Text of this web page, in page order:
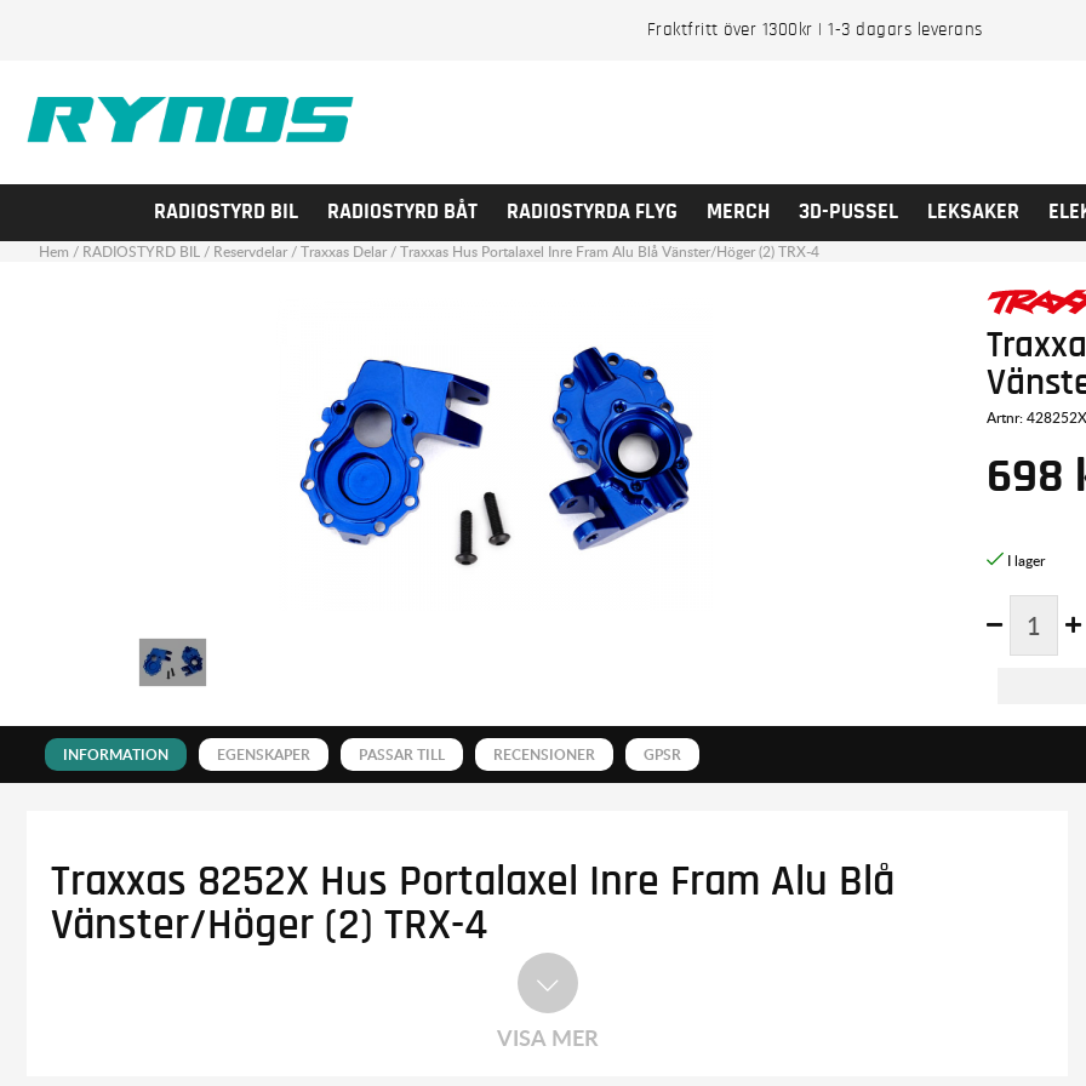
Fraktfritt över 1300kr | 1-3 dagars leverans
RADIOSTYRD BIL RADIOSTYRD BÅT RADIOSTYRDA FLYG MERCH 3D-PUSSEL LEKSAKER
Hem / RADIOSTYRD BIL/ Reservdelar/Traxxas Delar/Traxxas Hus Portalaxel Inre Fram Alu Blå Vänster/Höger (2) TRX-4
Artnr:
698
INFORMATION EGENSKAPER PASSAR TILL RECENSIONER GPSR
Traxxas 8252X Hus Portalaxel Inre Fram Alu Blå
Vänster/Höger (2) TRX-4
VISA MER